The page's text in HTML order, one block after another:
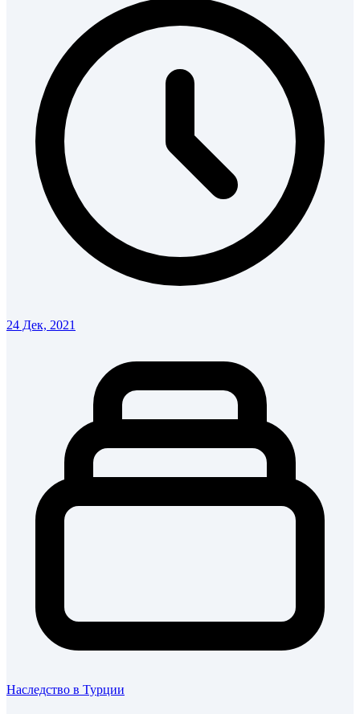
24 Дек, 2021
Наследство в Турции